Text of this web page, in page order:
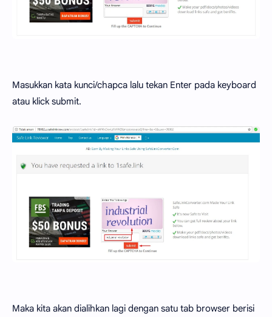
Masukkan kata kunci/chapca lalu tekan Enter pada keyboard
atau klick submit.
Maka kita akan dialihkan lagi dengan satu tab browser berisi